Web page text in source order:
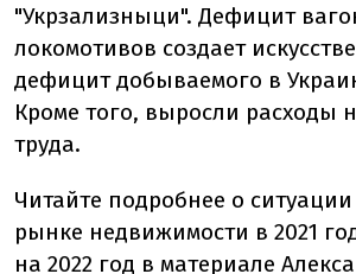
"Укрзализныци". Дефицит
локомотивов создает
дефицит добываемого в
Кроме того, выросли расходы
труда.
Читайте подробнее о
рынке недвижимости в 2021
на 2022 год в материале